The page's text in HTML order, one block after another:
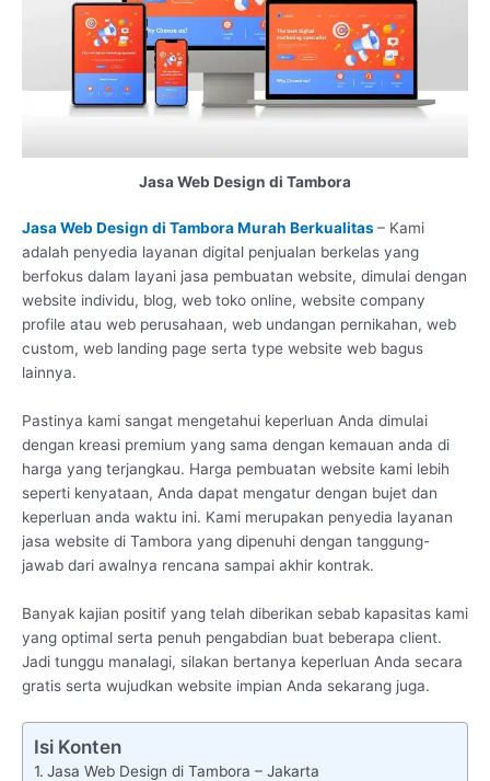
Jasa Web Design di Tambora
Jasa Web Design di Tambora Murah Berkualitas– Kami
adalah penyedia layanan digital penjualan berkelas yang
berfokus dalam layani jasa pembuatan website, dimulai dengan
website individu, blog, web toko online, website company
profile atau web perusahaan, web undangan pernikahan, web
custom, web landing page serta type website web bagus
lainnya.
Pastinya kami sangat mengetahui keperluan Anda dimulai
dengan kreasi premium yang sama dengan kemauan anda di
harga yang terjangkau. Harga pembuatan website kami lebih
seperti kenyataan, Anda dapat mengatur dengan bujet dan
keperluan anda waktu ini. Kami merupakan penyedia layanan
jasa website di Tambora yang dipenuhi dengan tanggung-
jawab dari awalnya rencana sampai akhir kontrak.
Banyak kajian positif yang telah diberikan sebab kapasitas kami
yang optimal serta penuh pengabdian buat beberapa client.
Jadi tunggu manalagi, silakan bertanya keperluan Anda secara
gratis serta wujudkan website impian Anda sekarang juga.
Isi Konten
Jasa Web Design di Tambora – Jakarta